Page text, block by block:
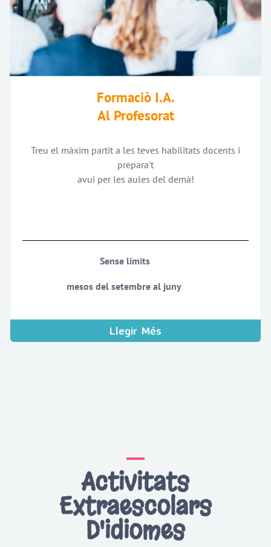
Formaciò I.A.
Al Profesorat
Treu el màxim partit a les teves habilitats docents i
prepara't
avui per les aules del demà!
Sense límits
mesos del setembre al juny
Llegir Més
Activitats
Extraescolars
D'idiomes